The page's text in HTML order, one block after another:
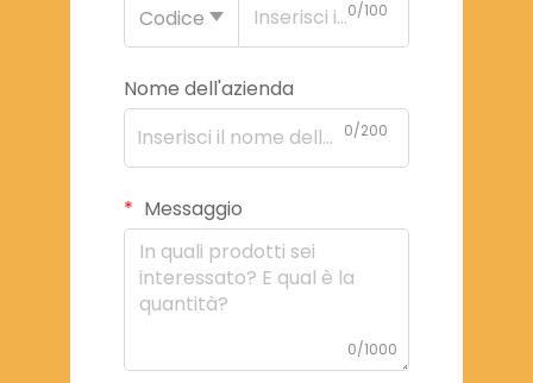
Codice 0/100
Nome dell'azienda
0/200
Messaggio
0/1000